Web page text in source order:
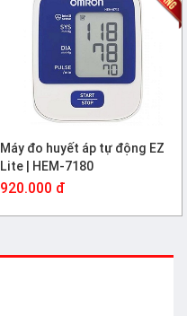
Máy đo huyết áp tự động EZ
Lite | HEM-7180
920.000 đ